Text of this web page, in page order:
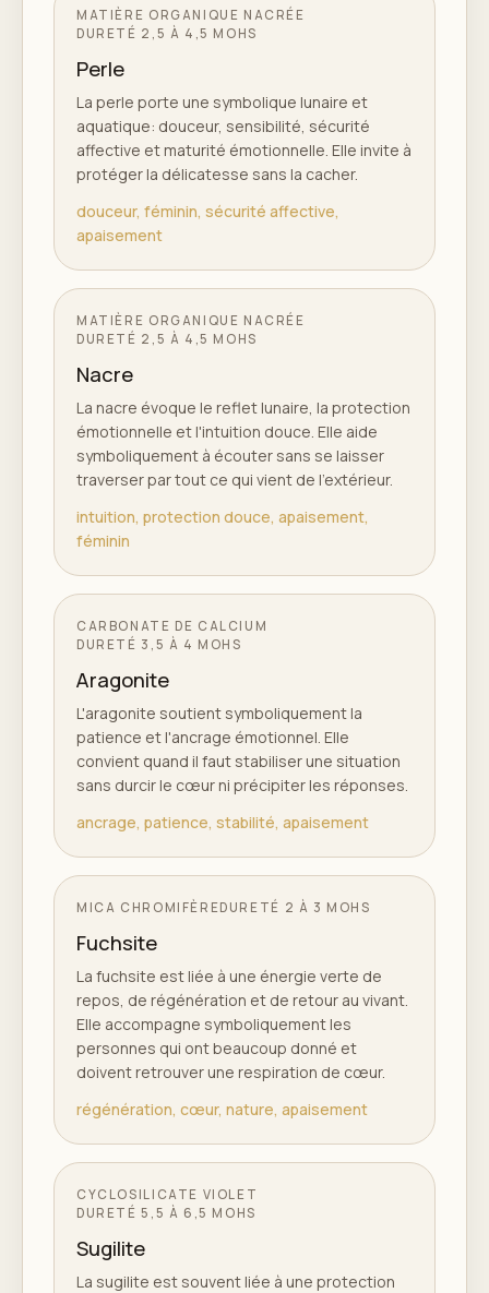
MATIÈRE ORGANIQUE NACRÉE
DURETÉ 2,5 À 4,5 MOHS
Perle
La perle porte une symbolique lunaire et
aquatique: douceur, sensibilité, sécurité
affective et maturité émotionnelle. Elle invite à
protéger la délicatesse sans la cacher.
douceur, féminin, sécurité affective,
apaisement
MATIÈRE ORGANIQUE NACRÉE
DURETÉ 2,5 À 4,5 MOHS
Nacre
La nacre évoque le reflet lunaire, la protection
émotionnelle et l'intuition douce. Elle aide
symboliquement à écouter sans se laisser
traverser par tout ce qui vient de l'extérieur.
intuition, protection douce, apaisement,
féminin
CARBONATE DE CALCIUM
DURETÉ 3,5 À 4 MOHS
Aragonite
L'aragonite soutient symboliquement la
patience et l'ancrage émotionnel. Elle
convient quand il faut stabiliser une situation
sans durcir le cœur ni précipiter les réponses.
ancrage, patience, stabilité, apaisement
MICA CHROMIFÈREDURETÉ 2 À 3 MOHS
Fuchsite
La fuchsite est liée à une énergie verte de
repos, de régénération et de retour au vivant.
Elle accompagne symboliquement les
personnes qui ont beaucoup donné et
doivent retrouver une respiration de cœur.
régénération, cœur, nature, apaisement
CYCLOSILICATE VIOLET
DURETÉ 5,5 À 6,5 MOHS
Sugilite
La sugilite est souvent liée à une protection